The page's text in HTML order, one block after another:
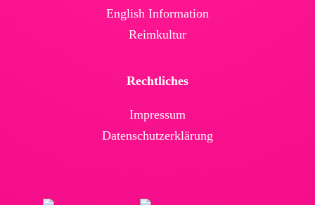
English Infor­mation
Reimkultur
Rechtliches
Impressum
Daten­schutz­erklärung